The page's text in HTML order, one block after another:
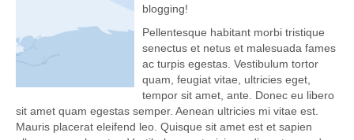
blogging!
Pellentesque habitant morbi tristique
senectus et netus et malesuada fames
ac turpis egestas. Vestibulum tortor
quam, feugiat vitae, ultricies eget,
tempor sit amet, ante. Donec eu libero
sit amet quam egestas semper. Aenean ultricies mi vitae est.
Mauris placerat eleifend leo. Quisque sit amet est et sapien